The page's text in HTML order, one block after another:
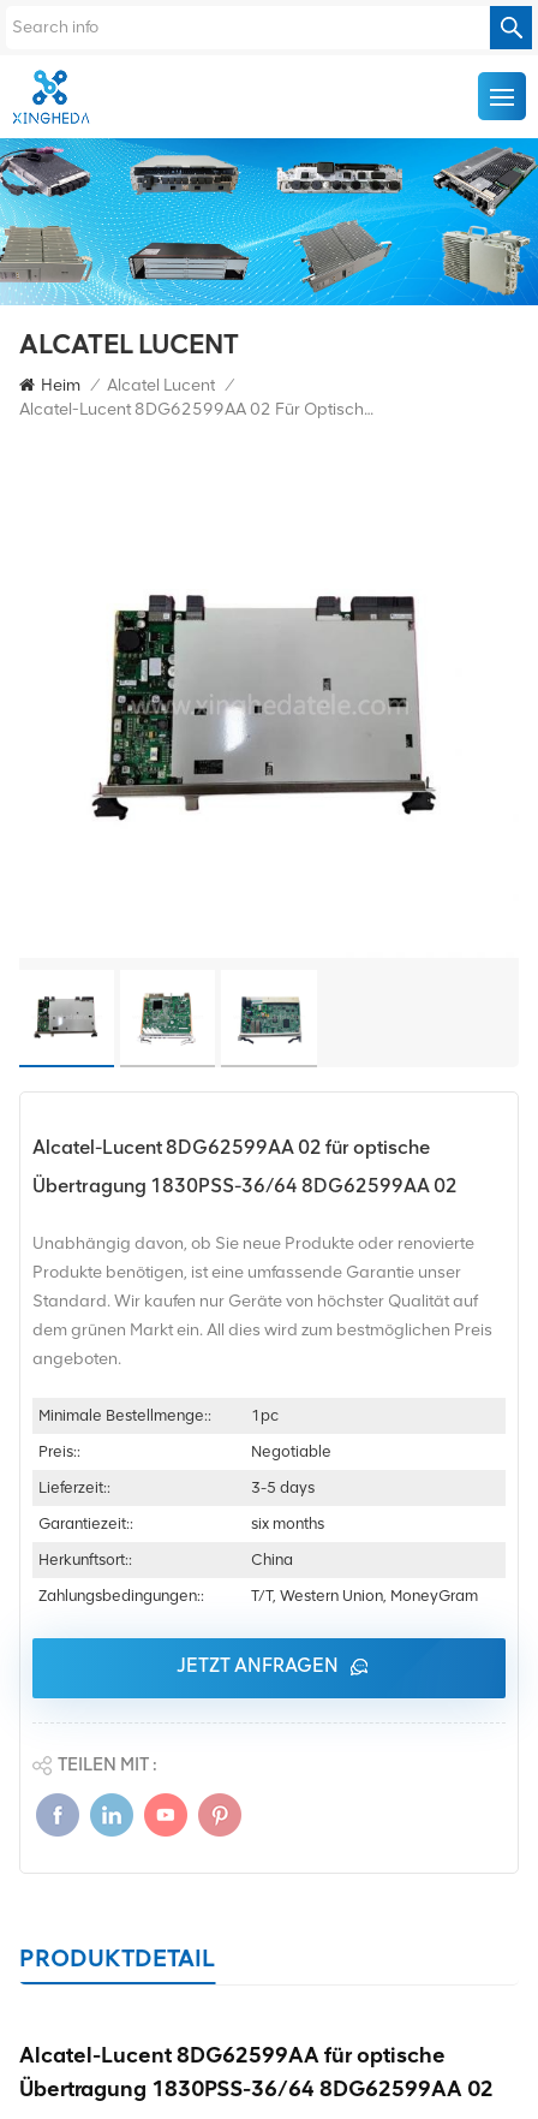
ALCATEL LUCENT
Heim / Alcatel Lucent /
Alcatel-Lucent 8DG62599AA 02 Für Optische Übertragung 1830PSS-36/64 8DG62599AA 02
Alcatel-Lucent 8DG62599AA 02 für optische
Übertragung 1830PSS-36/64 8DG62599AA 02
Unabhängig davon, ob Sie neue Produkte oder renovierte
Produkte benötigen, ist eine umfassende Garantie unser
Standard. Wir kaufen nur Geräte von höchster Qualität auf
dem grünen Markt ein. All dies wird zum bestmöglichen Preis
angeboten.
Minimale Bestellmenge::
1pc
Preis::
Negotiable
Lieferzeit::
3-5 days
Garantiezeit::
six months
Herkunftsort::
China
Zahlungsbedingungen::
T/T, Western Union, MoneyGram
JETZT ANFRAGEN
TEILEN MIT :
PRODUKTDETAIL
Alcatel-Lucent 8DG62599AA für optische
Übertragung 1830PSS-36/64 8DG62599AA 02